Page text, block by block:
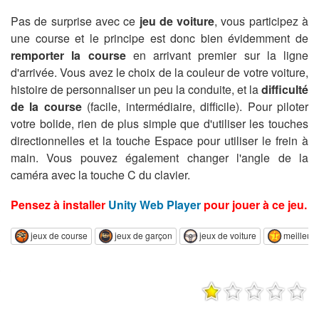
Pas de surprise avec ce jeu de voiture, vous participez à
une course et le principe est donc bien évidemment de
remporter la courseen arrivant premier sur la ligne
d'arrivée. Vous avez le choix de la couleur de votre voiture,
histoire de personnaliser un peu la conduite, et ladifficulté
de la course(facile, intermédiaire, difficile). Pour piloter
votre bolide, rien de plus simple que d'utiliser les touches
directionnelles et la touche Espace pour utiliser le frein à
main. Vous pouvez également changer l'angle de la
caméra avec la touche C du clavier.
Pensez à installer Unity Web Player pour jouer à ce jeu.
jeux de course jeux de garçon jeux de voiture